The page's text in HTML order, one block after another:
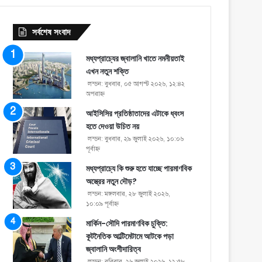
সর্বশেষ সংবাদ
মধ্যপ্রাচ্যের জ্বালানি খাতে নমনীয়তাই
এখন নতুন শক্তি
লন্ডন: বুধবার, ০৫ আগস্ট ২০২৬, ১২:৪২
অপরাহ্ণ
আইসিসির প্রতিষ্ঠাতাদের এটাকে ধ্বংস
হতে দেওয়া উচিত নয়
লন্ডন: বুধবার, ২৯ জুলাই ২০২৬, ১০:০৬
পূর্বাহ্ণ
মধ্যপ্রাচ্যে কি শুরু হতে যাচ্ছে পারমাণবিক
অস্ত্রের নতুন দৌড়?
লন্ডন: মঙ্গলবার, ২৮ জুলাই ২০২৬,
১০:০৯ পূর্বাহ্ণ
মার্কিন-সৌদি পারমাণবিক চুক্তি:
কূটনৈতিক আল্টিমেটামে আটকে পড়া
জ্বালানি অংশীদারিত্ব